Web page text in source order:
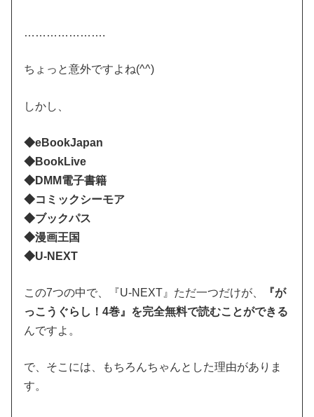
………………….
ちょっと意外ですよね(^^)
しかし、
◆eBookJapan
◆BookLive
◆DMM電子書籍
◆コミックシーモア
◆ブックパス
◆漫画王国
◆U-NEXT
この7つの中で、『U-NEXT』ただ一つだけが、
『が
っこうぐらし！4巻』を完全無料で読むことができる
んですよ。
で、そこには、もちろんちゃんとした理由がありま
す。